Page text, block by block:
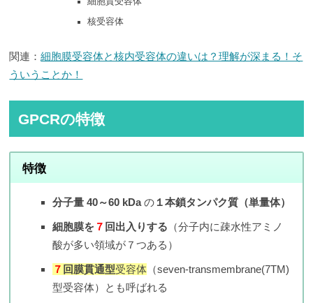
核受容体
関連：細胞膜受容体と核内受容体の違いは？理解が深まる！そ
ういうことか！
GPCRの特徴
特徴
分子量 40～60 kDaの １本鎖タンパク質（単量体）
細胞膜を ７ 回出入りする （分子内に疎水性アミノ
酸が多い領域が７つある）
７ 回膜貫通型受容体 （seven-transmembrane(7TM)
型受容体）とも呼ばれる